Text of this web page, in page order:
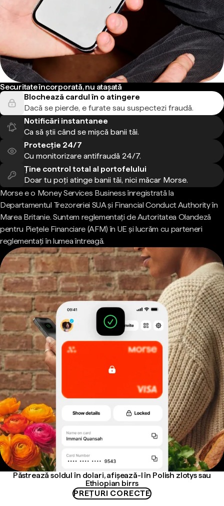
Securitate încorporată, nu atașată
Blochează cardul în o atingere
Dacă se pierde, e furate sau suspectezi fraudă.
Notificări instantanee
Ca să știi când se mișcă banii tăi.
Protecție 24/7
Cu monitorizare antifraudă 24/7.
Ține control total al portofelului
Doar tu poți atinge banii tăi, nici măcar Morse.
Morse e o Money Services Business înregistrată la
Departamentul Trezoreriei SUA și Financial Conduct Authority în
Marea Britanie. Suntem reglementați de Autoritatea Olandeză
pentru Piețele Financiare (AFM) în UE și lucrăm cu parteneri
reglementați în lumea întreagă.
Păstrează soldul în dolari, afișează-l în Polish zlotys sau
Ethiopian birrs
PREȚURI CORECTE